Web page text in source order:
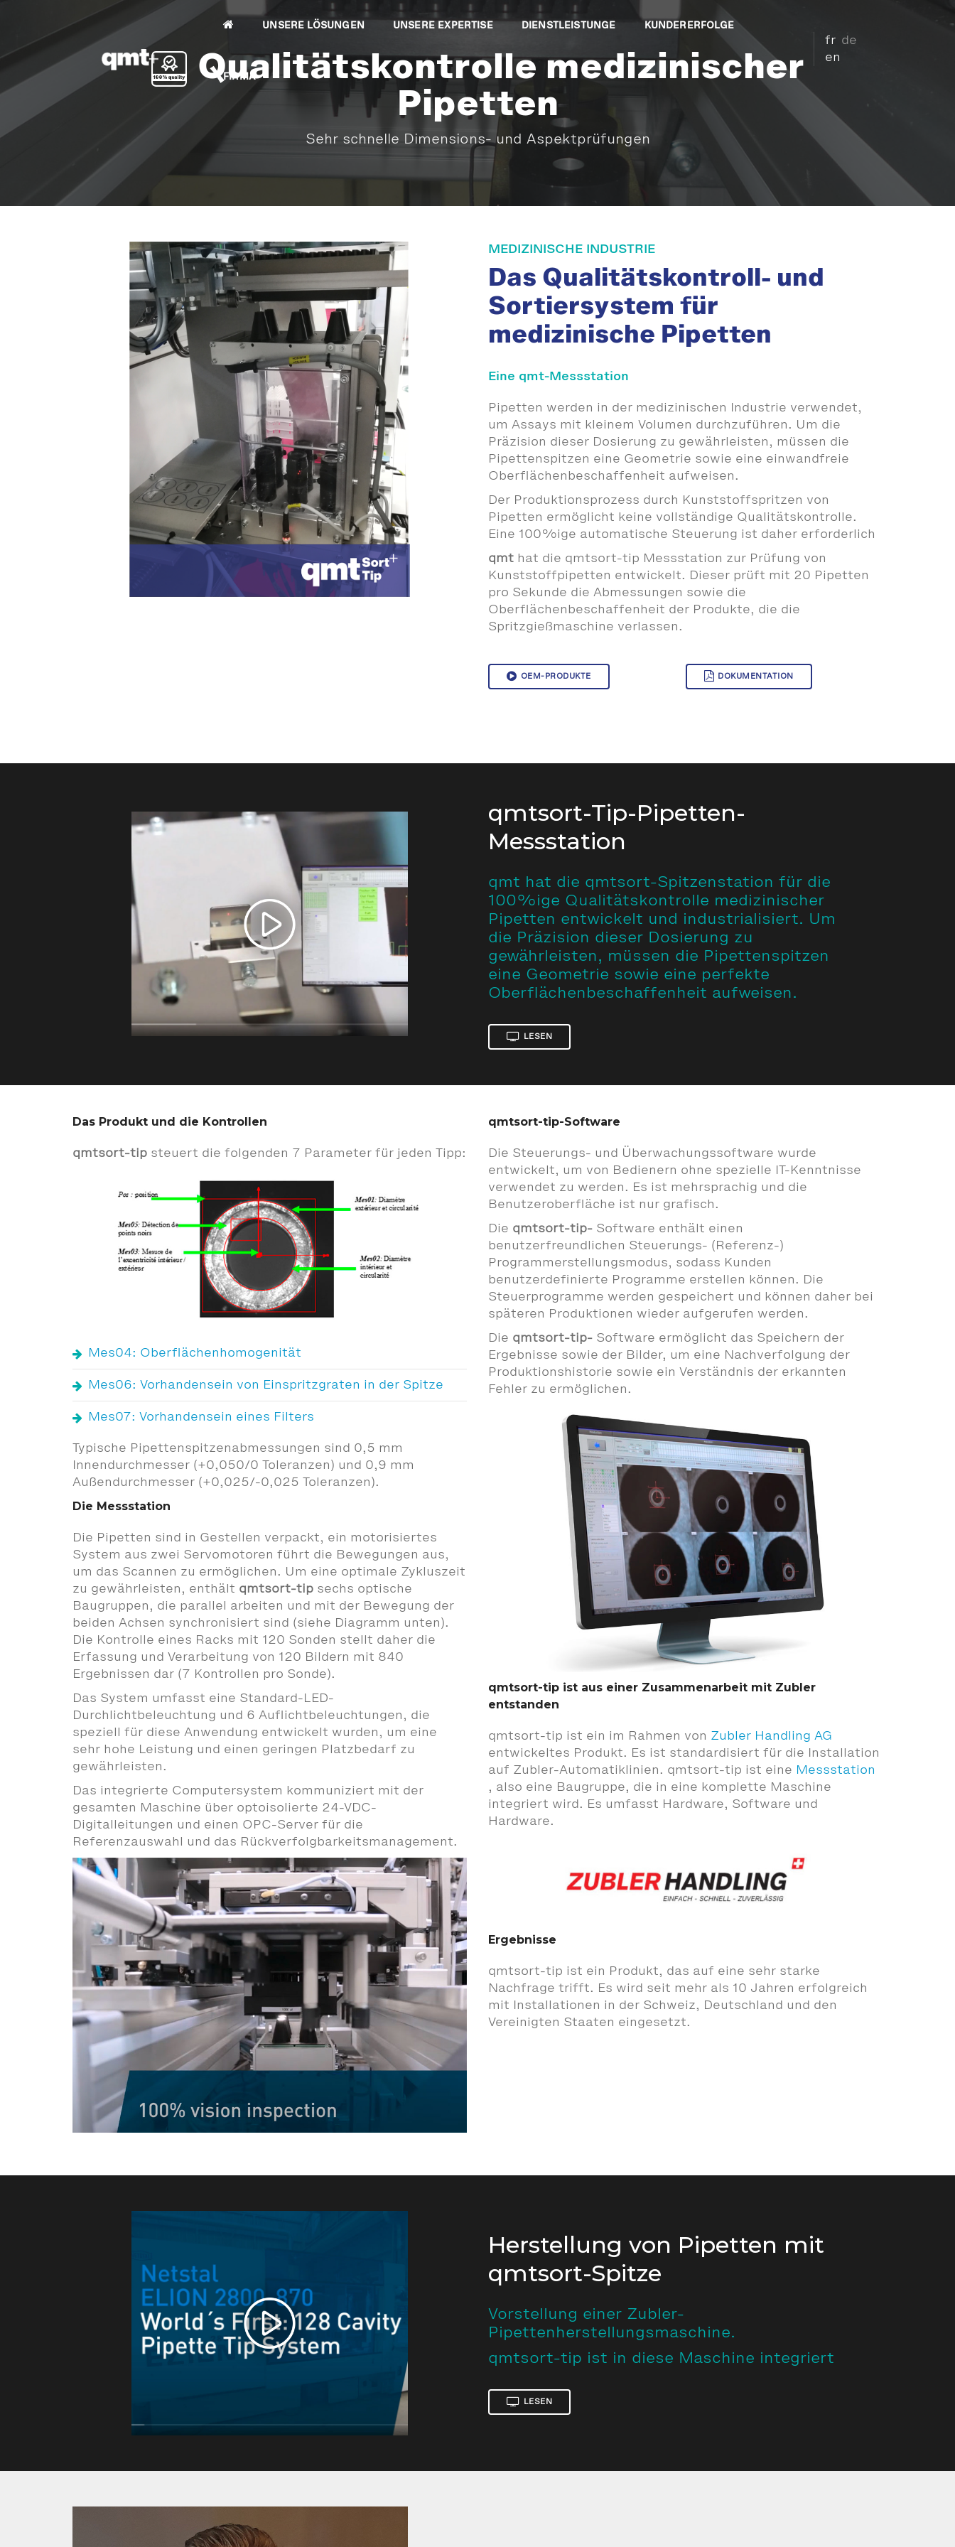
UNSERE LÖSUNGEN UNSERE EXPERTISE DIENSTLEISTUNGE KUNDERERFOLGE
FIRMA
fr de
en
Qualitätskontrolle medizinischer
Pipetten
Sehr schnelle Dimensions- und Aspektprüfungen
MEDIZINISCHE INDUSTRIE
Das Qualitätskontroll- und
Sortiersystem für
medizinische Pipetten
Eine qmt-Messstation
Pipetten werden in der medizinischen Industrie verwendet,
um Assays mit kleinem Volumen durchzuführen. Um die
Präzision dieser Dosierung zu gewährleisten, müssen die
Pipettenspitzen eine Geometrie sowie eine einwandfreie
Oberflächenbeschaffenheit aufweisen.
Der Produktionsprozess durch Kunststoffspritzen von
Pipetten ermöglicht keine vollständige Qualitätskontrolle.
Eine 100%ige automatische Steuerung ist daher erforderlich
qmt hat die qmtsort-tip Messstation zur Prüfung von
Kunststoffpipetten entwickelt. Dieser prüft mit 20 Pipetten
pro Sekunde die Abmessungen sowie die
Oberflächenbeschaffenheit der Produkte, die die
Spritzgießmaschine verlassen.
OEM-PRODUKTE DOKUMENTATION
qmtsort-Tip-Pipetten-
Messstation
qmt hat die qmtsort-Spitzenstation für die
100%ige Qualitätskontrolle medizinischer
Pipetten entwickelt und industrialisiert. Um
die Präzision dieser Dosierung zu
gewährleisten, müssen die Pipettenspitzen
eine Geometrie sowie eine perfekte
Oberflächenbeschaffenheit aufweisen.
LESEN
Das Produkt und die Kontrollen
qmtsort-tip steuert die folgenden 7 Parameter für jeden Tipp:
Mes04: Oberflächenhomogenität
Mes06: Vorhandensein von Einspritzgraten in der Spitze
Mes07: Vorhandensein eines Filters
Typische Pipettenspitzenabmessungen sind 0,5 mm
Innendurchmesser (+0,050/0 Toleranzen) und 0,9 mm
Außendurchmesser (+0,025/-0,025 Toleranzen).
Die Messstation
Die Pipetten sind in Gestellen verpackt, ein motorisiertes
System aus zwei Servomotoren führt die Bewegungen aus,
um das Scannen zu ermöglichen. Um eine optimale Zykluszeit
zu gewährleisten, enthält qmtsort-tip sechs optische
Baugruppen, die parallel arbeiten und mit der Bewegung der
beiden Achsen synchronisiert sind (siehe Diagramm unten).
Die Kontrolle eines Racks mit 120 Sonden stellt daher die
Erfassung und Verarbeitung von 120 Bildern mit 840
Ergebnissen dar (7 Kontrollen pro Sonde).
Das System umfasst eine Standard-LED-
Durchlichtbeleuchtung und 6 Auflichtbeleuchtungen, die
speziell für diese Anwendung entwickelt wurden, um eine
sehr hohe Leistung und einen geringen Platzbedarf zu
gewährleisten.
Das integrierte Computersystem kommuniziert mit der
gesamten Maschine über optoisolierte 24-VDC-
Digitalleitungen und einen OPC-Server für die
Referenzauswahl und das Rückverfolgbarkeitsmanagement.
qmtsort-tip-Software
Die Steuerungs- und Überwachungssoftware wurde
entwickelt, um von Bedienern ohne spezielle IT-Kenntnisse
verwendet zu werden. Es ist mehrsprachig und die
Benutzeroberfläche ist nur grafisch.
Die qmtsort-tip- Software enthält einen
benutzerfreundlichen Steuerungs- (Referenz-)
Programmerstellungsmodus, sodass Kunden
benutzerdefinierte Programme erstellen können. Die
Steuerprogramme werden gespeichert und können daher bei
späteren Produktionen wieder aufgerufen werden.
Die qmtsort-tip- Software ermöglicht das Speichern der
Ergebnisse sowie der Bilder, um eine Nachverfolgung der
Produktionshistorie sowie ein Verständnis der erkannten
Fehler zu ermöglichen.
qmtsort-tip ist aus einer Zusammenarbeit mit Zubler
entstanden
qmtsort-tip ist ein im Rahmen von Zubler Handling AG
entwickeltes Produkt. Es ist standardisiert für die Installation
auf Zubler-Automatiklinien. qmtsort-tip ist eine Messstation
, also eine Baugruppe, die in eine komplette Maschine
integriert wird. Es umfasst Hardware, Software und
Hardware.
Ergebnisse
qmtsort-tip ist ein Produkt, das auf eine sehr starke
Nachfrage trifft. Es wird seit mehr als 10 Jahren erfolgreich
mit Installationen in der Schweiz, Deutschland und den
Vereinigten Staaten eingesetzt.
Herstellung von Pipetten mit
qmtsort-Spitze
Vorstellung einer Zubler-
Pipettenherstellungsmaschine.
qmtsort-tip ist in diese Maschine integriert
LESEN